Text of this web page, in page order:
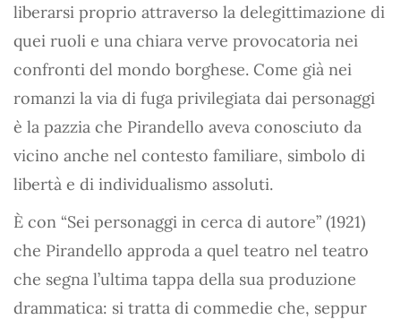
liberarsi proprio attraverso la delegittimazione di
quei ruoli e una chiara verve provocatoria nei
confronti del mondo borghese. Come già nei
romanzi la via di fuga privilegiata dai personaggi
è la pazzia che Pirandello aveva conosciuto da
vicino anche nel contesto familiare, simbolo di
libertà e di individualismo assoluti.
È con “Sei personaggi in cerca di autore” (1921)
che Pirandello approda a quel teatro nel teatro
che segna l’ultima tappa della sua produzione
drammatica: si tratta di commedie che, seppur